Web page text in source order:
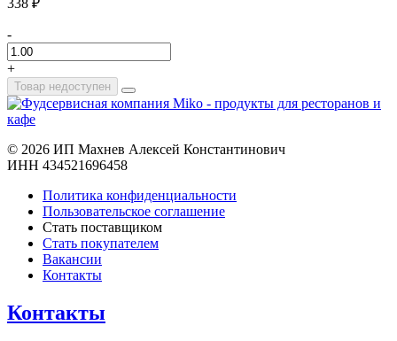
338 ₽
-
+
Товар недоступен
© 2026 ИП Махнев Алексей Константинович
ИНН 434521696458
Политика конфиденциальности
Пользовательское соглашение
Стать поставщиком
Стать покупателем
Вакансии
Контакты
Контакты